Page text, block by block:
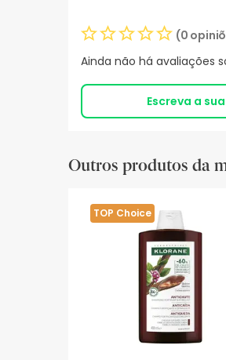
(0
Ainda não há avaliações
Escreva a
Outros produtos da
TOP Choice